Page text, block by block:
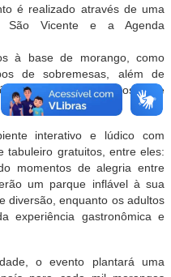
é realizado através de uma
São Vicente e a Agenda
à base de morango, como
de sobremesas, além de
para todos os gostos e
interativo e lúdico com
tabuleiro gratuitos, entre eles:
momentos de alegria entre
um parque inflável à sua
diversão, enquanto os adultos
experiência gastronômica e
o evento plantará uma